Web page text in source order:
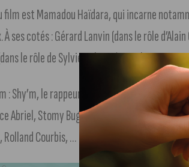
est Mamadou Haïdara, qui incarne
ses cotés : Gérard Lanvin (dans le rôle
le rôle de Sylvie Colonna) pour les
Shy’m, le rappeur Kaaris (dans le rôle de DZ),
Abriel, Stomy Bugsy, Mohamed Helli, Djimo,
Rolland Courbis, …